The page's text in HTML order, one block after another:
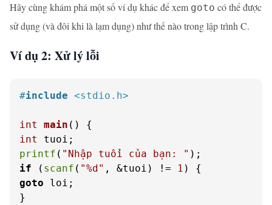
Hãy cùng khám phá một số ví dụ khác để xem goto có thể được
sử dụng (và đôi khi là lạm dụng) như thế nào trong lập trình C.
Ví dụ 2: Xử lý lỗi
#include <stdio.h>
int main ()
int
printf ( "Nhập tuổi của bạn: "
if ( scanf ( "%d" , &tuoi) != 1
goto loi;